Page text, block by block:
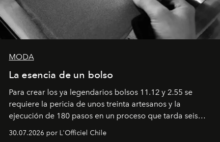
MODA
La esencia de un bolso
Para crear los ya legendarios bolsos 11.12 y 2.55 se
requiere la pericia de unos treinta artesanos y la
ejecución de 180 pasos en un proceso que tarda seis
semanas. Los expertos ponen en práctica una técnica
que se enseña solamente en la escuela de formación de
30.07.2026 por L'Officiel Chile